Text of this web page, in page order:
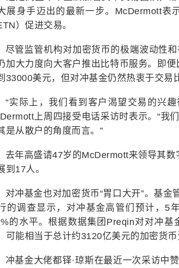
展身手迈出的最新一步。McDermott表
）促进交易。
尽管监管机构对加密货币的极端波动性
加大力度向大客户推出比特币服务。即
33000美元，但对冲基金仍然热衷于交易
“实际上，我们看到客户渴望交易的兴
上周四接受电话采访时表示。“我
是从散户的角度而言。”
去年高盛请47岁的McDermott来领导其
到17人。
对冲基金也对加密货币“胃口大开”。基
的调查显示，对冲基金高管们预计，5
的水平。根据数据集团Preqin对对冲
可能相当于总计约3120亿美元的加密货币
冲基金大佬都铎·琼斯在最近一次采访中